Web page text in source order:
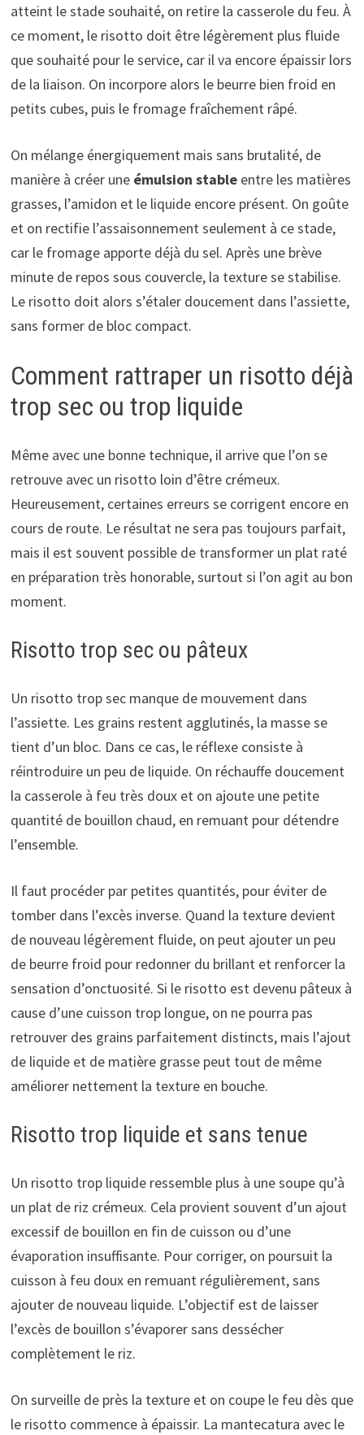
atteint le stade souhaité, on retire la casserole du feu. À
ce moment, le risotto doit être légèrement plus fluide
que souhaité pour le service, car il va encore épaissir lors
de la liaison. On incorpore alors le beurre bien froid en
petits cubes, puis le fromage fraîchement râpé.
On mélange énergiquement mais sans brutalité, de
manière à créer une émulsion stableentre les matières
grasses, l’amidon et le liquide encore présent. On goûte
et on rectifie l’assaisonnement seulement à ce stade,
car le fromage apporte déjà du sel. Après une brève
minute de repos sous couvercle, la texture se stabilise.
Le risotto doit alors s’étaler doucement dans l’assiette,
sans former de bloc compact.
Comment rattraper un risotto déjà
trop sec ou trop liquide
Même avec une bonne technique, il arrive que l’on se
retrouve avec un risotto loin d’être crémeux.
Heureusement, certaines erreurs se corrigent encore en
cours de route. Le résultat ne sera pas toujours parfait,
mais il est souvent possible de transformer un plat raté
en préparation très honorable, surtout si l’on agit au bon
moment.
Risotto trop sec ou pâteux
Un risotto trop sec manque de mouvement dans
l’assiette. Les grains restent agglutinés, la masse se
tient d’un bloc. Dans ce cas, le réflexe consiste à
réintroduire un peu de liquide. On réchauffe doucement
la casserole à feu très doux et on ajoute une petite
quantité de bouillon chaud, en remuant pour détendre
l’ensemble.
Il faut procéder par petites quantités, pour éviter de
tomber dans l’excès inverse. Quand la texture devient
de nouveau légèrement fluide, on peut ajouter un peu
de beurre froid pour redonner du brillant et renforcer la
sensation d’onctuosité. Si le risotto est devenu pâteux à
cause d’une cuisson trop longue, on ne pourra pas
retrouver des grains parfaitement distincts, mais l’ajout
de liquide et de matière grasse peut tout de même
améliorer nettement la texture en bouche.
Risotto trop liquide et sans tenue
Un risotto trop liquide ressemble plus à une soupe qu’à
un plat de riz crémeux. Cela provient souvent d’un ajout
excessif de bouillon en fin de cuisson ou d’une
évaporation insuffisante. Pour corriger, on poursuit la
cuisson à feu doux en remuant régulièrement, sans
ajouter de nouveau liquide. L’objectif est de laisser
l’excès de bouillon s’évaporer sans dessécher
complètement le riz.
On surveille de près la texture et on coupe le feu dès que
le risotto commence à épaissir. La mantecatura avec le